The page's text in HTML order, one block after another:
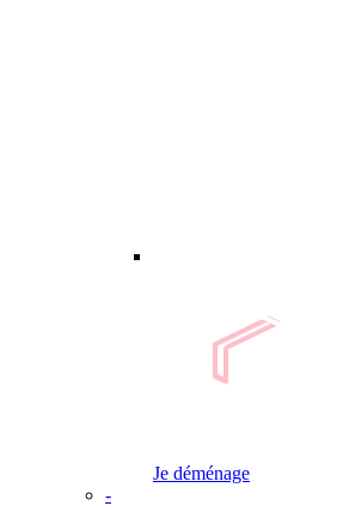
Je déménage
-